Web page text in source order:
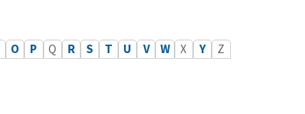
O P Q R S T U V W X Y Z